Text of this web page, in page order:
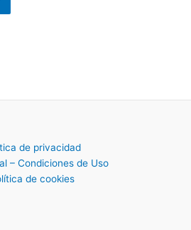
de privacidad
– Condiciones de Uso
de cookies